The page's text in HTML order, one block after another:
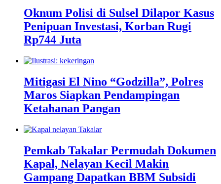
Oknum Polisi di Sulsel Dilapor Kasus
Penipuan Investasi, Korban Rugi
Rp744 Juta
Mitigasi El Nino “Godzilla”, Polres
Maros Siapkan Pendampingan
Ketahanan Pangan
Pemkab Takalar Permudah Dokumen
Kapal, Nelayan Kecil Makin
Gampang Dapatkan BBM Subsidi